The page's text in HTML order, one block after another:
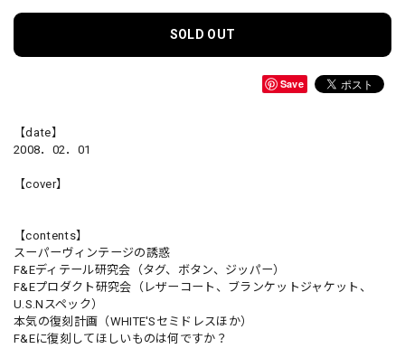
SOLD OUT
Save
【date】
2008．02．01
【cover】
【contents】
スーパーヴィンテージの誘惑
F&Eディテール研究会（タグ、ボタン、ジッパー）
F&Eプロダクト研究会（レザーコート、ブランケットジャケット、
U.S.Nスペック）
本気の復刻計画（WHITE'Sセミドレスほか）
F&Eに復刻してほしいものは何ですか？